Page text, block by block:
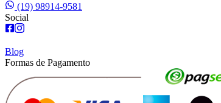
(19) 98914-9581
Social
Blog
Formas de Pagamento